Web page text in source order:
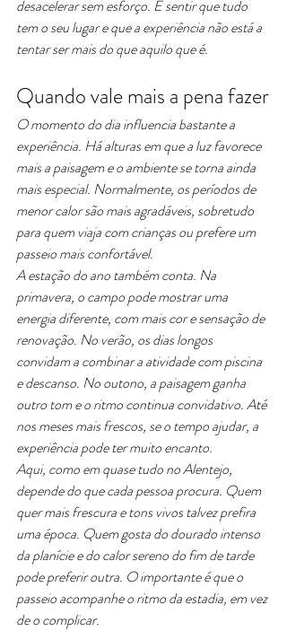
desacelerar sem esforço. É sentir que tudo
tem o seu lugar e que a experiência não está a
tentar ser mais do que aquilo que é.
Quando vale mais a pena fazer
O momento do dia influencia bastante a
experiência. Há alturas em que a luz favorece
mais a paisagem e o ambiente se torna ainda
mais especial. Normalmente, os períodos de
menor calor são mais agradáveis, sobretudo
para quem viaja com crianças ou prefere um
passeio mais confortável.
A estação do ano também conta. Na
primavera, o campo pode mostrar uma
energia diferente, com mais cor e sensação de
renovação. No verão, os dias longos
convidam a combinar a atividade com piscina
e descanso. No outono, a paisagem ganha
outro tom e o ritmo continua convidativo. Até
nos meses mais frescos, se o tempo ajudar, a
experiência pode ter muito encanto.
Aqui, como em quase tudo no Alentejo,
depende do que cada pessoa procura. Quem
quer mais frescura e tons vivos talvez prefira
uma época. Quem gosta do dourado intenso
da planície e do calor sereno do fim de tarde
pode preferir outra. O importante é que o
passeio acompanhe o ritmo da estadia, em vez
de o complicar.